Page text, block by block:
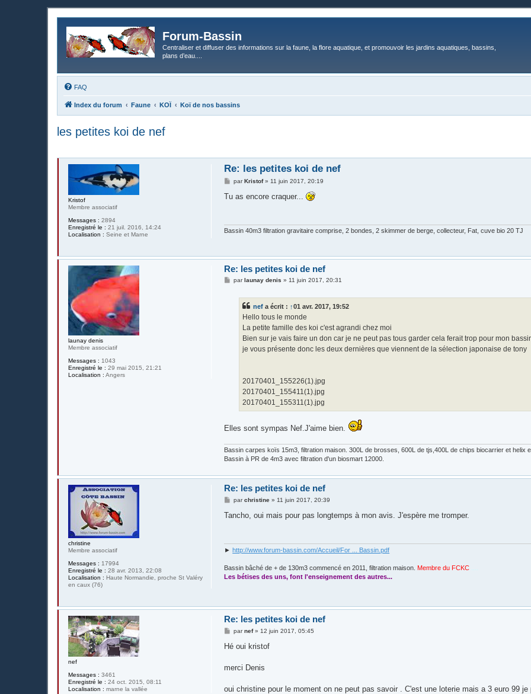
Forum-Bassin
Centraliser et diffuser des informations sur la faune, la flore aquatique, et promouvoir les jardins aquatiques, bassins,
plans d’eau....
FAQ
Index du forum Faune KOÏ Koï de nos bassins
les petites koi de nef
Kristof
Membre associatif
Messages : 2894
Enregistré le : 21 juil. 2016, 14:24
Localisation : Seine et Marne
Re: les petites koi de nef
M
s
parKristof» 11 juin 2017, 20:19
Tu as encore craquer...
Bassin 40m3 filtration gravitaire comprise, 2 bondes, 2 skimmer de berge, collecteur, Fat, cuve bio 20 TJ
launay denis
Membre associatif
Messages : 1043
Enregistré le : 29 mai 2015, 21:21
Localisation : Angers
Re: les petites koi de nef
Mparlaunay denis » 11 juin 2017, 20:31
nef a écrit : ↑01 avr. 2017, 19:52
Hello tous le monde
La petite famille des koi c'est agrandi chez moi
Bien sur je vais faire un don car je ne peut pas tous garder cela ferait trop pour mon
je vous présente donc les deux dernières que viennent de la sélection japonaise de tony
20170401_155226(1).jpg
20170401_155411(1).jpg
20170401_155311(1).jpg
Elles sont sympas Nef.J'aime bien.
Bassin carpes koïs 15m3, filtration maison. 300L de brosses, 600L de tjs,400L de chips biocarrier et helix
Bassin à PR de 4m3 avec filtration d'un biosmart 12000.
christine
Membre associatif
Messages : 17994
Enregistré le : 28 avr. 2013, 22:08
Localisation : Haute Normandie, proche St Valéry
en caux (76)
Re: les petites koi de nef
M
s
parchristine » 11 juin 2017, 20:39
Tancho, oui mais pour pas longtemps à mon avis. J'espère me tromper.
►http://www.forum-bassin.com/Accueil/For ... Bassin.pdf
Bassin bâché de + de 130m3 commencé en 2011, filtration maison. Membre du FCKC
Les bétises des uns, font l'enseignement des autres...
nef
Messages : 3461
Enregistré le : 24 oct. 2015, 08:11
Localisation : marne la vallée
Re: les petites koi de nef
M
s
g
parnef» 12 juin 2017, 05:45
Hé oui kristof
merci Denis
oui christine pour le moment on ne peut pas savoir . C'est une loterie mais a 3 euro 99